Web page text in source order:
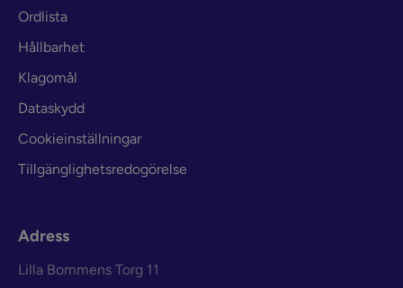
Ordlista
Hållbarhet
Klagomål
Dataskydd
Cookieinställningar
Tillgänglighetsredogörelse
Adress
Lilla Bommens Torg 11